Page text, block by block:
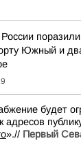
Южный и
будет
адресов
».// Первый